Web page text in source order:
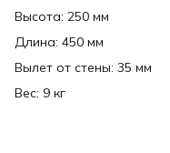
Высота: 250 мм
Длина: 450 мм
Вылет от стены: 35 мм
Вес: 9 кг